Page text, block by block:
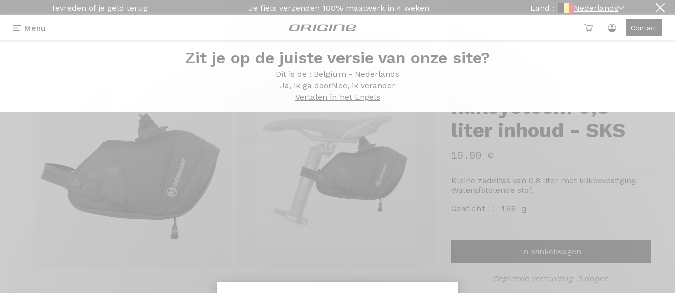
Tevreden of je geld terug Je fiets verzenden 100% maatwerk in 4 weken Land : Nederlands
Menu Contact
Zit je op de juiste versie van onze site?
Dit is de : Belgium - Nederlands
Ja, ik ga doorNee, ik verander
Vertalen in het Engels
Zadeltas met klikbevestiging 0,8 liter
kliksysteem 0,8
liter inhoud - SKS
19.90 €
Kleine zadeltas van 0,8 liter met klikbevestiging.
Waterafstotende stof.
Gewicht : 166 g
In winkelwagen
Geplande verzending: 3 dagen